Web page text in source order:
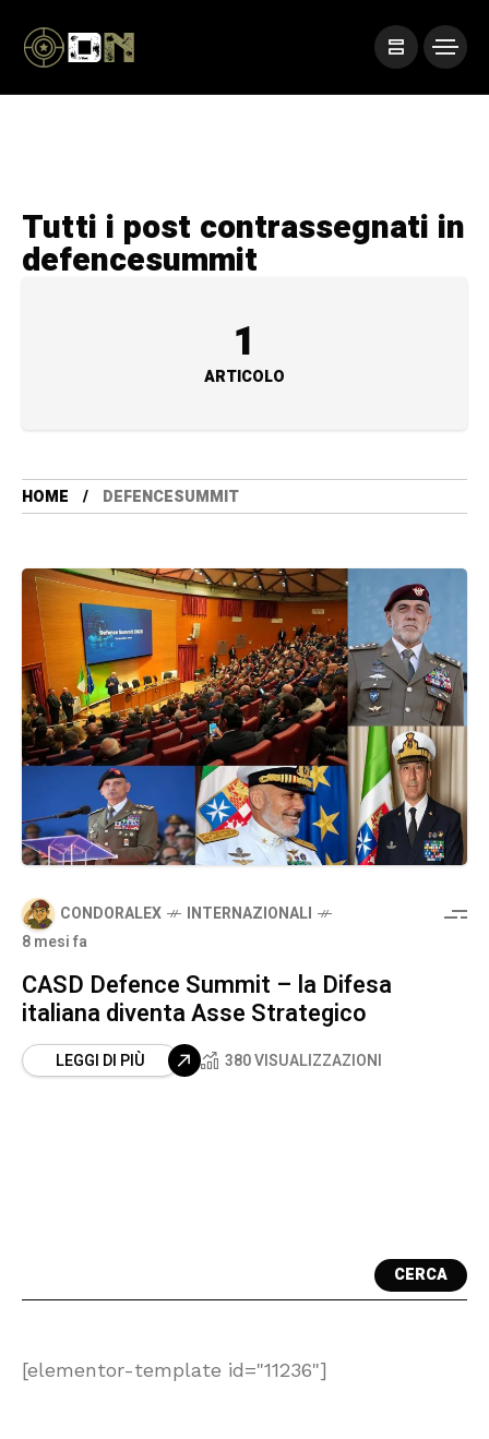
Tutti i post contrassegnati in
defencesummit
1
ARTICOLO
HOME DEFENCESUMMIT
CONDORALEX
INTERNAZIONALI
8 mesi fa
CASD Defence Summit – la Difesa
italiana diventa Asse Strategico
LEGGI DI PIÙ 380 VISUALIZZAZIONI
CERCA
[elementor-template id="11236"]